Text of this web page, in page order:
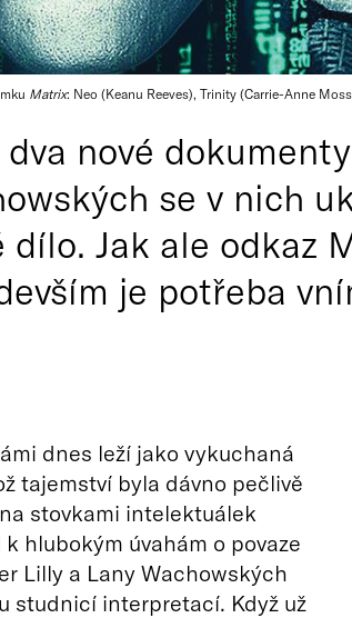
Matrix: Neo (Keanu Reeves), Trinity (Carrie-Anne
nové
se v nich
dílo. Jak ale odkaz
je potřeba
dnes leží jako vykuchaná
tajemství byla dávno pečlivě
stovkami intelektuálek
hlubokým úvahám o povaze
Lilly a Lany Wachowských
studnicí interpretací. Když už